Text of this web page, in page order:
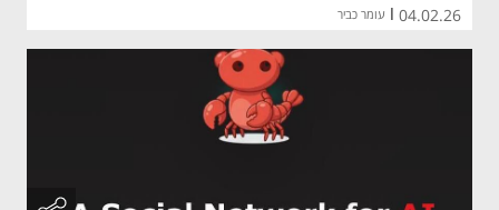
04.02.26 עומר כביר